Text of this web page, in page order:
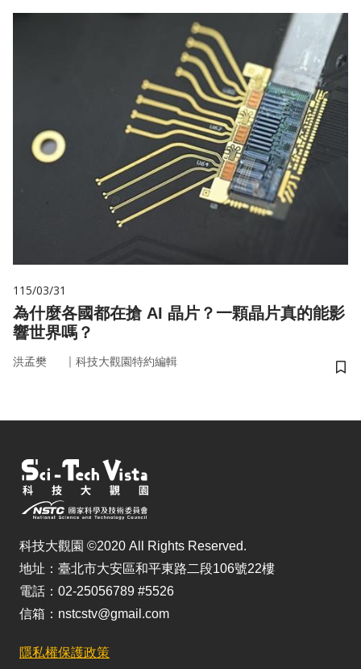
115/03/31
為什麼各國都在搶 AI 晶片？一顆晶片真的能影
響世界嗎？
洪孟樊 ｜ 科技大觀園特約編輯
儲
科技大觀園 ©2020 All Rights Reserved.
地址：臺北市大安區和平東路二段106號22樓
電話：02-25056789 #5526
信箱：nstcstv@gmail.com
隱私權保護政策